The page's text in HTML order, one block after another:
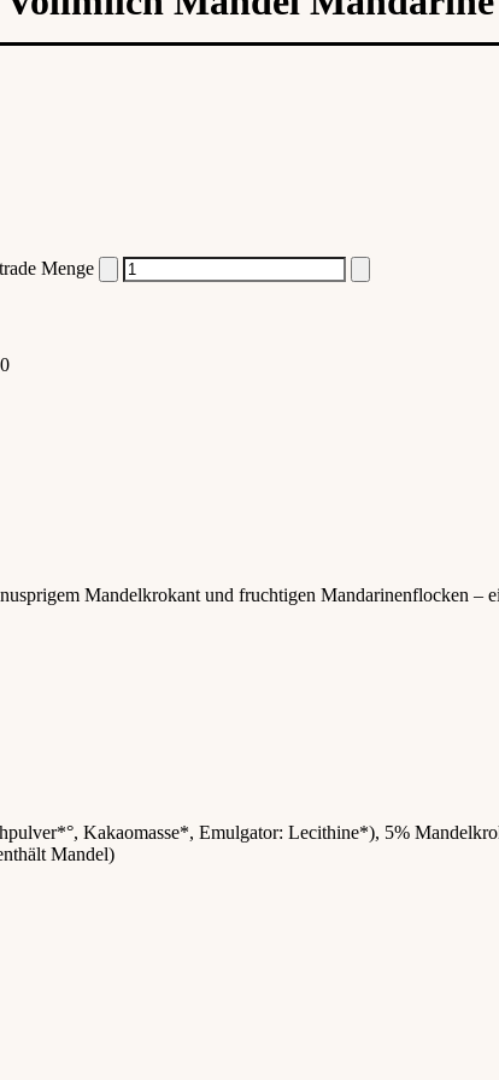
Menge
Mandelkrokant und fruchtigen Mandarinenflocken –
pulver*°, Kakaomasse*, Emulgator: Lecithine*), 5% Mandel
Mandel)